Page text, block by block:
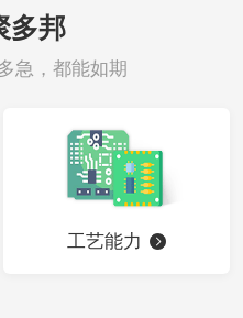
多邦
急，都能如期
工艺能力